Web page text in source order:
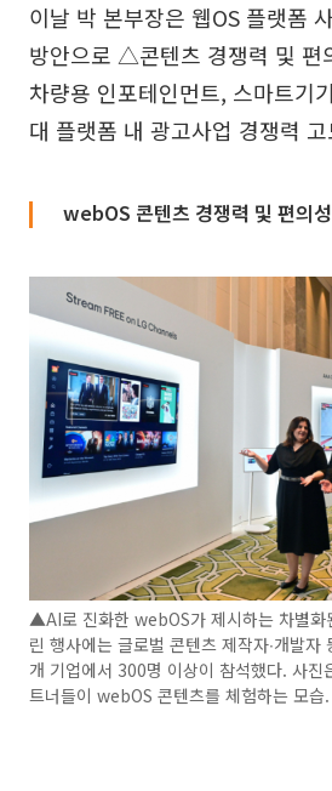
이날 박 본부장은 웹OS 플랫폼
방안으로 △콘텐츠 경쟁력 및
차량용 인포테인먼트, 스마트기
대 플랫폼 내 광고사업 경쟁력
webOS 콘텐츠 경쟁력 및 편의
▲AI로 진화한 webOS가 제시하는 차별화
린 행사에는 글로벌 콘텐츠 제작자∙개발
개 기업에서 300명 이상이 참석했다. 사진
트너들이 webOS 콘텐츠를 체험하는 모습